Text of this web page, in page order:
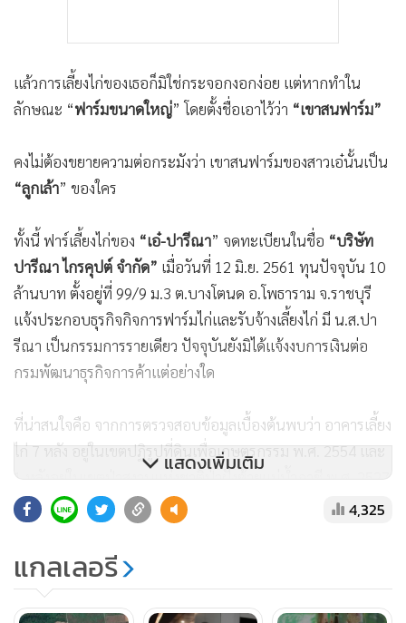
แล้วการเลี้ยงไก่ของเธอก็มิใช่กระจอกงอกง่อย แต่หากทำใน
ลักษณะ “ฟาร์มขนาดใหญ่” โดยตั้งชื่อเอาไว้ว่า “เขาสนฟาร์ม”
คงไม่ต้องขยายความต่อกระมังว่า เขาสนฟาร์มของสาวเอ๋นั้นเป็น
“ลูกเล้า” ของใคร
ทั้งนี้ ฟาร์เลี้ยงไก่ของ “เอ๋-ปารีณา” จดทะเบียนในชื่อ “บริษัท
ปารีณา ไกรคุปต์ จำกัด” เมื่อวันที่ 12 มิ.ย. 2561 ทุนปัจจุบัน 10
ล้านบาท ตั้งอยู่ที่ 99/9 ม.3 ต.บางโตนด อ.โพธาราม จ.ราชบุรี
แจ้งประกอบธุรกิจกิจการฟาร์มไก่และรับจ้างเลี้ยงไก่ มี น.ส.ปา
รีณา เป็นกรรมการรายเดียว ปัจจุบันยังมิได้แจ้งงบการเงินต่อ
กรมพัฒนาธุรกิจการค้าแต่อย่างใด
ที่น่าสนใจคือ จากการตรวจสอบข้อมูลเบื้องต้นพบว่า อาคารเลี้ยง
ไก่ 7 หลัง อยู่ในเขตปฏิรูปที่ดินเพื่อเกษตรกรรม พ.ศ. 2554 และ
1 หลังอยู่ในเขตป่าสงวนแห่งชาติป่าฝั่งซ้ายแม่น้ำภาชี พ.ศ. 2527
คำถามก็คือ เอ๋-ปารีณาไปทำมาหากินในพื้นที่ดังกล่าวได้อย่างไร
“คุณสมบัติ” ของเธอ
2 ประเภท เช่นนั้นหรือ
แสดงเพิ่มเติม
4,325
แกลเลอรี